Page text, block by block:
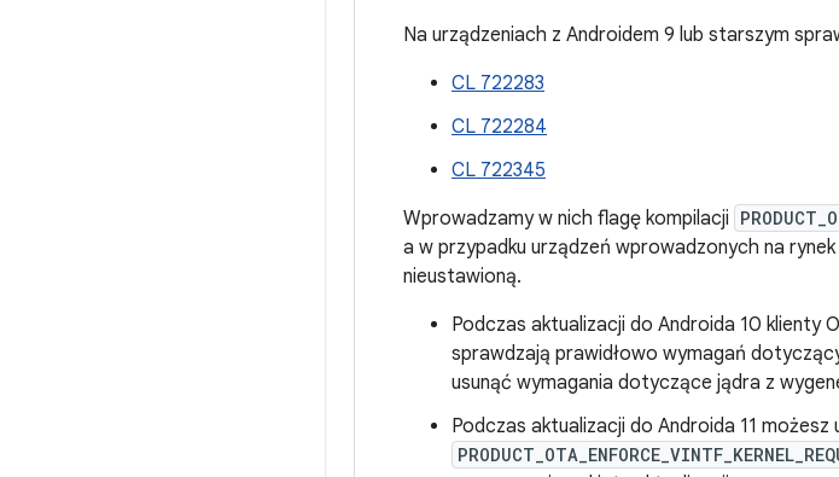
Na urządzeniach z Androidem 9 lub starszym
CL 722283
CL 722284
CL 722345
Wprowadzamy w nich flagę kompilacji
a w przypadku urządzeń wprowadzonych na
nieustawioną.
Podczas aktualizacji do Androida 10 klienty
sprawdzają prawidłowo wymagań
usunąć wymagania dotyczące jądra z
Podczas aktualizacji do Androida 11